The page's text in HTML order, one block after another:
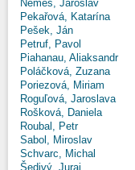
Nemeš, Jaroslav
Pekařová, Katarína
Pešek, Ján
Petruf, Pavol
Piahanau, Aliaksandr
Poláčková, Zuzana
Poriezová, Miriam
Roguľová, Jaroslava
Rošková, Daniela
Roubal, Petr
Sabol, Miroslav
Schvarc, Michal
Šedivý, Juraj